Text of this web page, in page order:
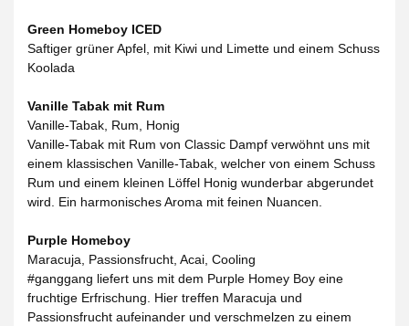
Green Homeboy ICED
Saftiger grüner Apfel, mit Kiwi und Limette und einem Schuss
Koolada
Vanille Tabak mit Rum
Vanille-Tabak, Rum, Honig
Vanille-Tabak mit Rum von Classic Dampf verwöhnt uns mit
einem klassischen Vanille-Tabak, welcher von einem Schuss
Rum und einem kleinen Löffel Honig wunderbar abgerundet
wird. Ein harmonisches Aroma mit feinen Nuancen.
Purple Homeboy
Maracuja, Passionsfrucht, Acai, Cooling
#ganggang liefert uns mit dem Purple Homey Boy eine
fruchtige Erfrischung. Hier treffen Maracuja und
Passionsfrucht aufeinander und verschmelzen zu einem